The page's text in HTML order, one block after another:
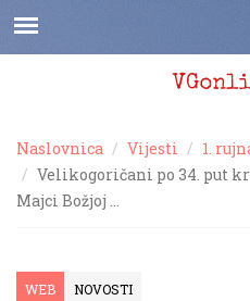
Naslovnica Vijesti
1.
Velikogoričani po 34. put
Majci Božjoj …
WEB NOVOSTI